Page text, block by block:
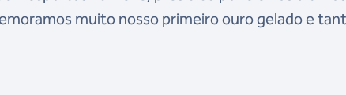
muito nosso primeiro ouro gelado e